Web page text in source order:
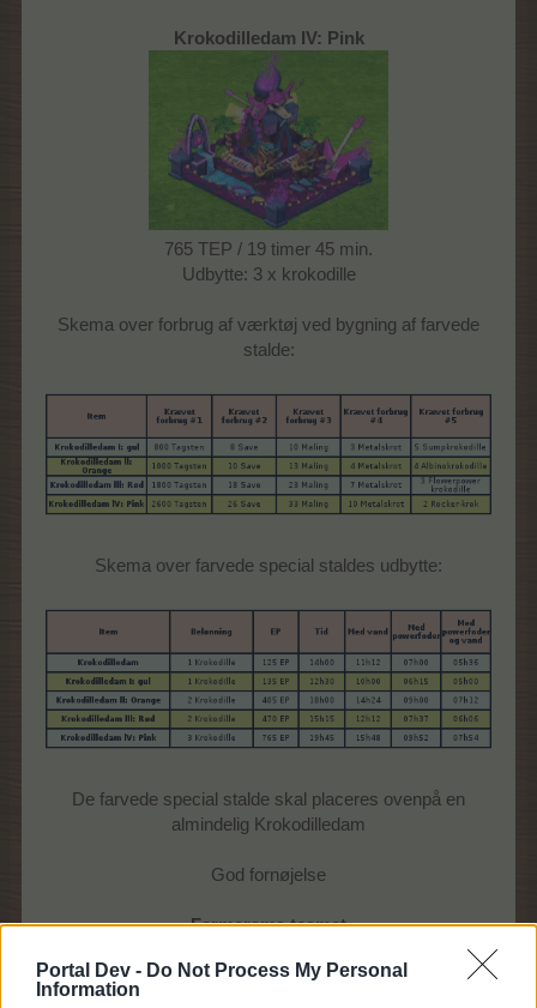
Portal Dev - Do Not Process My Personal
Information
Krokodilledam IV: Pink
765 TEP / 19 timer 45 min.
Udbytte: 3 x krokodille
Skema over forbrug af værktøj ved bygning af farvede
stalde:
Skema over farvede special staldes udbytte:
De farvede special stalde skal placeres ovenpå en
almindelig Krokodilledam
God fornøjelse
Farmerama teamet
Alle informationer i denne FAQ var korrekte da eventet